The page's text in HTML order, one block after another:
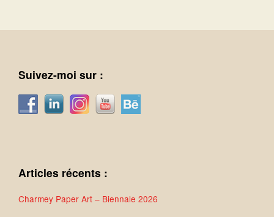
Suivez-moi sur :
Articles récents :
Charmey Paper Art – Biennale 2026